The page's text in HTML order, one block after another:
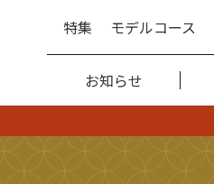
特集 モデルコース
お知らせ